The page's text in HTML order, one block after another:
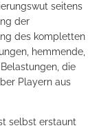
seitens
der
des kompletten
hemmende,
die
Playern aus
selbst erstaunt